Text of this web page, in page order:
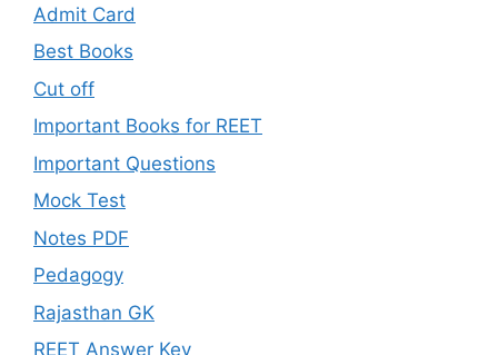
Admit Card
Best Books
Cut off
Important Books for REET
Important Questions
Mock Test
Notes PDF
Pedagogy
Rajasthan GK
REET Answer Key